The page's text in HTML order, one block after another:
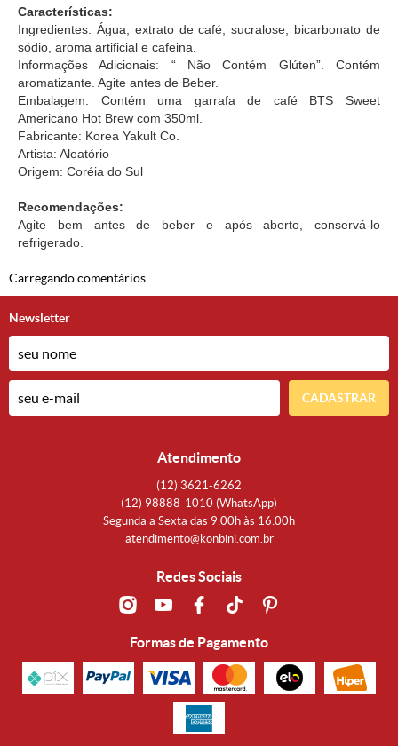
Características:
Ingredientes: Água, extrato de café, sucralose, bicarbonato de
sódio, aroma artificial e cafeina.
Informações Adicionais: “ Não Contém Glúten”. Contém
aromatizante. Agite antes de Beber.
Embalagem: Contém uma garrafa de café BTS Sweet
Americano Hot Brew com 350ml.
Fabricante: Korea Yakult Co.
Artista: Aleatório
Origem: Coréia do Sul
Recomendações:
Agite bem antes de beber e após aberto, conservá-lo
refrigerado.
Carregando comentários ...
Newsletter
CADASTRAR
Atendimento
(12) 3621-6262
(12) 98888-1010 (WhatsApp)
Segunda a Sexta das 9:00h às 16:00h
atendimento@konbini.com.br
Redes Sociais
Formas de Pagamento